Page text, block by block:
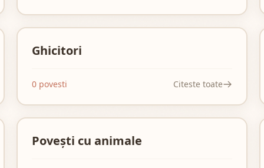
Ghicitori
0 povesti Citeste toate
Povești cu animale